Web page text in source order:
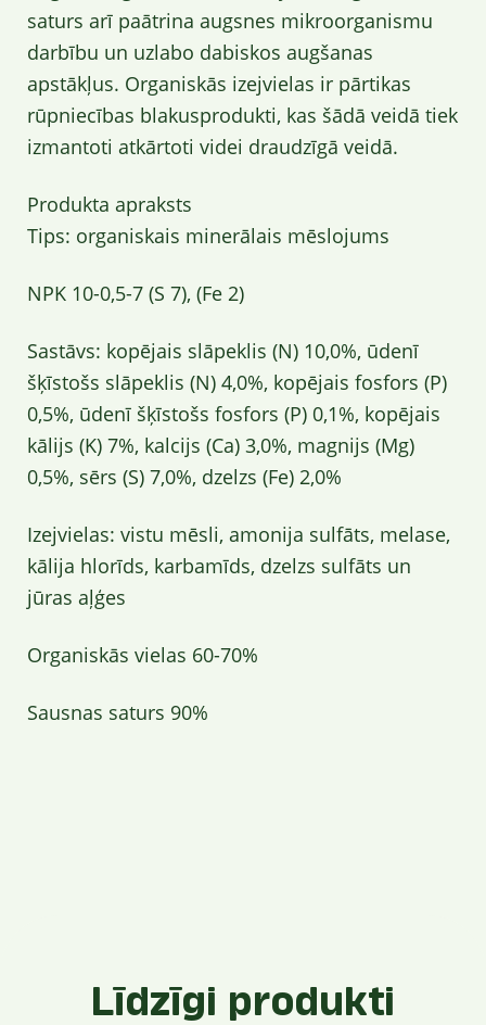
saturs arī paātrina augsnes mikroorganismu
darbību un uzlabo dabiskos augšanas
apstākļus. Organiskās izejvielas ir pārtikas
rūpniecības blakusprodukti, kas šādā veidā tiek
izmantoti atkārtoti videi draudzīgā veidā.
Produkta apraksts
Tips: organiskais minerālais mēslojums
NPK 10-0,5-7 (S 7), (Fe 2)
Sastāvs: kopējais slāpeklis (N) 10,0%, ūdenī
šķīstošs slāpeklis (N) 4,0%, kopējais fosfors (P)
0,5%, ūdenī šķīstošs fosfors (P) 0,1%, kopējais
kālijs (K) 7%, kalcijs (Ca) 3,0%, magnijs (Mg)
0,5%, sērs (S) 7,0%, dzelzs (Fe) 2,0%
Izejvielas: vistu mēsli, amonija sulfāts, melase,
kālija hlorīds, karbamīds, dzelzs sulfāts un
jūras aļģes
Organiskās vielas 60-70%
Sausnas saturs 90%
Līdzīgi produkti